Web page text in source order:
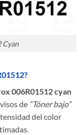
Cyan
006R01512 cyan
de “Tóner bajo”
del color